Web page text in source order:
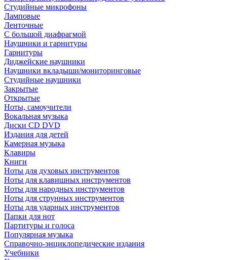
Студийные микрофоны
Ламповые
Ленточные
С большой диафрагмой
Наушники и гарнитуры
Гарнитуры
Диджейские наушники
Наушники вкладыши/мониторинговые
Студийные наушники
Закрытые
Открытые
Ноты, самоучители
Вокальная музыка
Диски CD DVD
Издания для детей
Камерная музыка
Клавиры
Книги
Ноты для духовых инструментов
Ноты для клавишных инструментов
Ноты для народных инструментов
Ноты для струнных инструментов
Ноты для ударных инструментов
Папки для нот
Партитуры и голоса
Популярная музыка
Справочно-энциклопедические издания
Учебники